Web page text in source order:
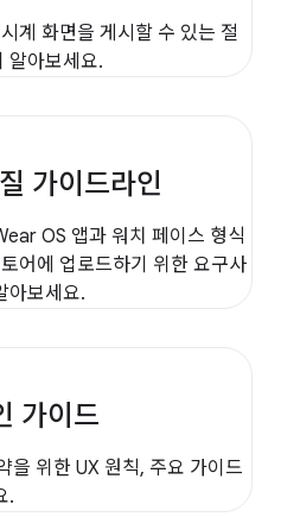
계 화면을 게시할 수 있는 절
알아보세요.
가이드라인
OS 앱과 워치 페이스 형식
어에 업로드하기 위한 요구사
아보세요.
가이드
을 위한 UX 원칙, 주요 가이드
.